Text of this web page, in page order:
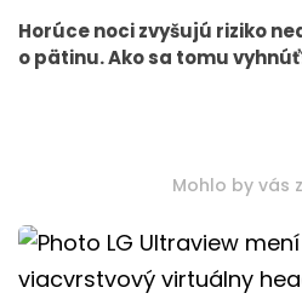
Horúce noci zvyšujú riziko
o pätinu. Ako sa tomu
Mohlo by vás